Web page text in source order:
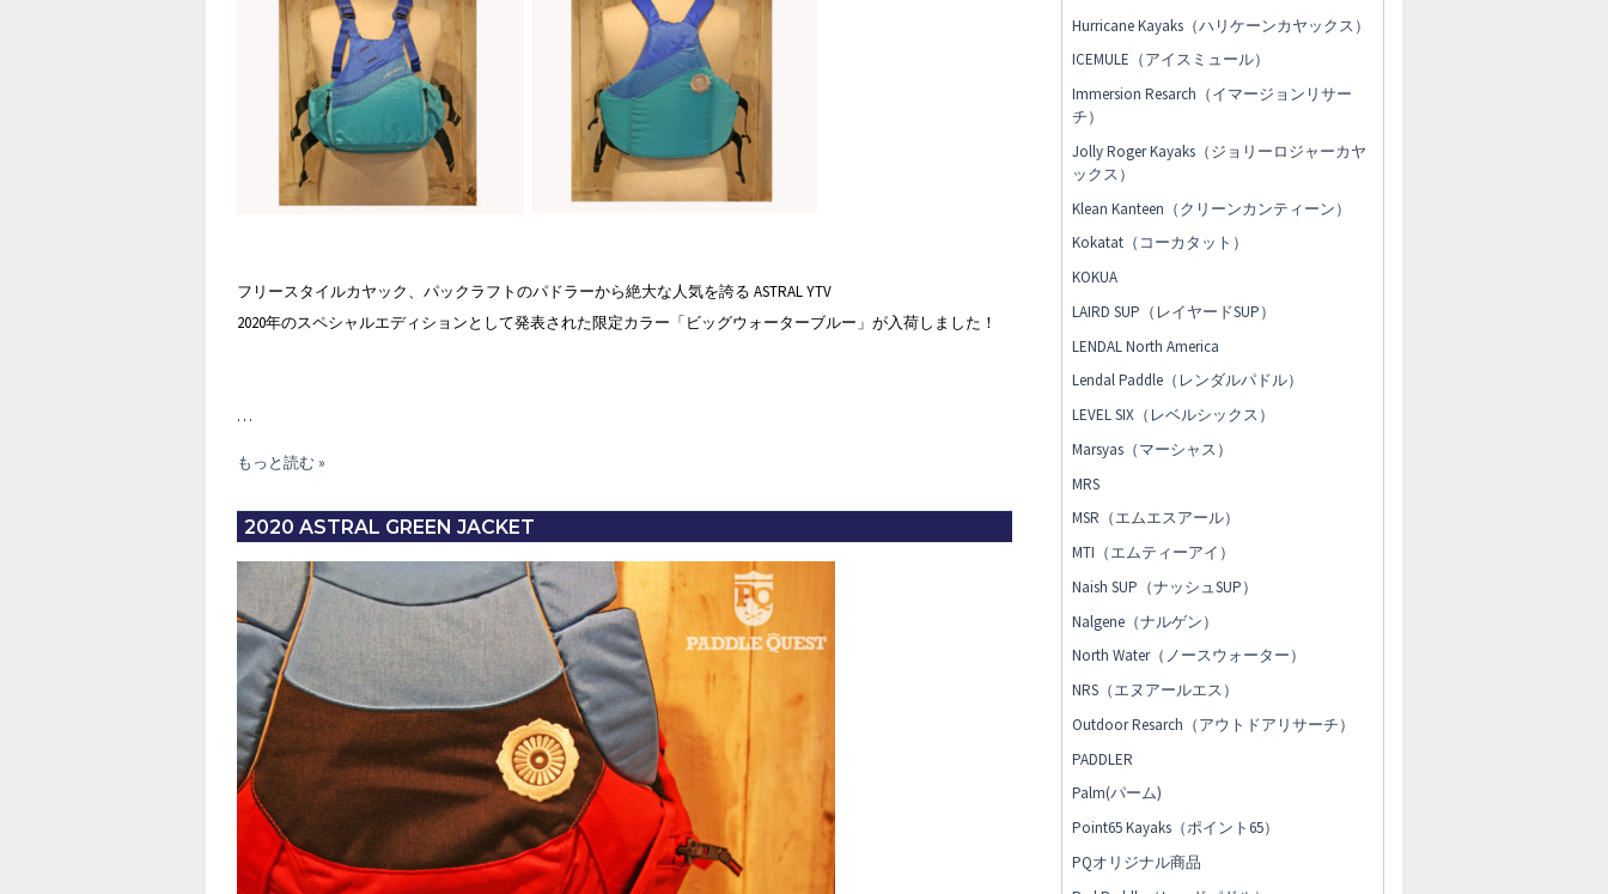
フリースタイルカヤック、パックラフトのパドラーから絶大な人気を誇る ASTRAL YTV
2020年のスペシャルエディションとして発表された限定カラー「ビッグウォーターブルー」が入荷しました！
…
ASTRAL
Special
“Big
Water
Blue”
もっと読む »
2020 ASTRAL GREEN JACKET
Hurricane Kayaks（ハリケーンカヤックス）
ICEMULE（アイスミュール）
Immersion Resarch（イマージョンリサー
チ）
Jolly Roger Kayaks（ジョリーロジャーカヤ
ックス）
Klean Kanteen（クリーンカンティーン）
Kokatat（コーカタット）
KOKUA
LAIRD SUP（レイヤードSUP）
LENDAL North America
Lendal Paddle（レンダルパドル）
LEVEL SIX（レベルシックス）
Marsyas（マーシャス）
MRS
MSR（エムエスアール）
MTI（エムティーアイ）
Naish SUP（ナッシュSUP）
Nalgene（ナルゲン）
North Water（ノースウォーター）
NRS（エヌアールエス）
Outdoor Resarch（アウトドアリサーチ）
PADDLER
Palm(パーム)
Point65 Kayaks（ポイント65）
PQオリジナル商品